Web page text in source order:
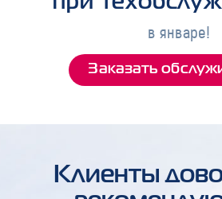
в январе!
Заказать
Клиенты